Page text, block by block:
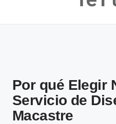
Por qué Elegir
Servicio de
Macastre